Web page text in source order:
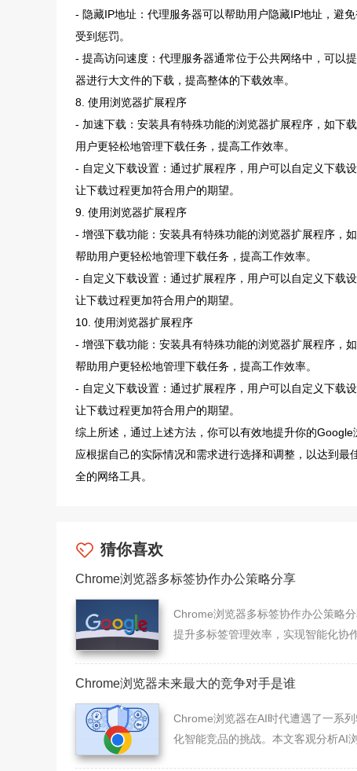
- 隐藏IP地址：代理服务器可以帮助用户隐藏IP地址，避
受到惩罚。
- 提高访问速度：代理服务器通常位于公共网络中，可以
器进行大文件的下载，提高整体的下载效率。
8. 使用浏览器扩展程序
- 加速下载：安装具有特殊功能的浏览器扩展程序，如下
用户更轻松地管理下载任务，提高工作效率。
- 自定义下载设置：通过扩展程序，用户可以自定义下载
让下载过程更加符合用户的期望。
9. 使用浏览器扩展程序
- 增强下载功能：安装具有特殊功能的浏览器扩展程序，
帮助用户更轻松地管理下载任务，提高工作效率。
- 自定义下载设置：通过扩展程序，用户可以自定义下载
让下载过程更加符合用户的期望。
10. 使用浏览器扩展程序
- 增强下载功能：安装具有特殊功能的浏览器扩展程序，
帮助用户更轻松地管理下载任务，提高工作效率。
- 自定义下载设置：通过扩展程序，用户可以自定义下载
让下载过程更加符合用户的期望。
综上所述，通过上述方法，你可以有效地提升你的
应根据自己的实际情况和需求进行选择和调整，以达到
全的网络工具。
猜你喜欢
Chrome浏览器多标签协作办公策略分享
Chrome浏览器多标签协作办公策略
提升多标签管理效率，实现智能化协作
务，提高整体操作效率和协作体验。
Chrome浏览器未来最大的竞争对手是谁
Chrome浏览器在AI时代遭遇了一系
化智能竞品的挑战。本文客观分析AI浏